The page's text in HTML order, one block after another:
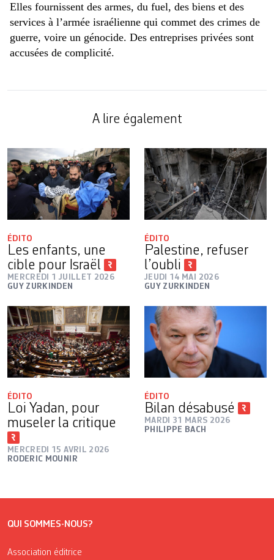
Elles fournissent des armes, du fuel, des biens et des
services à l’armée israélienne qui commet des crimes de
guerre, voire un génocide. Des entreprises privées sont
accusées de complicité.
A lire également
ÉDITO
Les enfants, une
cible pour Israël
MERCREDI 1 JUILLET 2026
GUY ZURKINDEN
ÉDITO
Palestine, refuser
l’oubli
JEUDI 14 MAI 2026
GUY ZURKINDEN
ÉDITO
Loi Yadan, pour
museler la critique
MERCREDI 15 AVRIL 2026
RODERIC MOUNIR
ÉDITO
Bilan désabusé
MARDI 31 MARS 2026
PHILIPPE BACH
QUI SOMMES-NOUS?
Association éditrice